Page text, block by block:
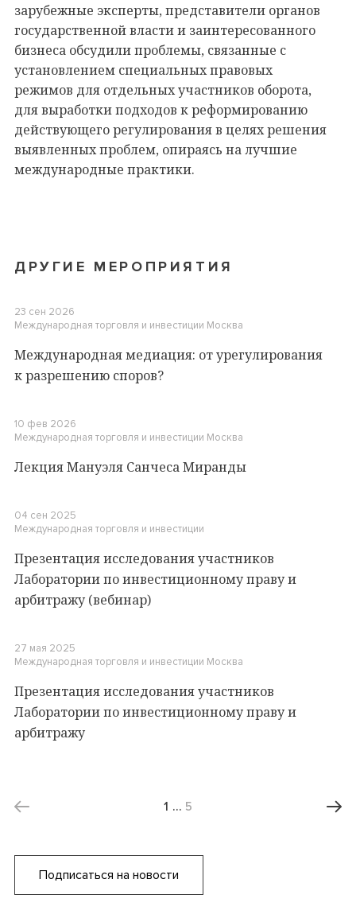
зарубежные эксперты, представители органов
государственной власти и заинтересованного
бизнеса обсудили проблемы, связанные с
установлением специальных правовых
режимов для отдельных участников оборота,
для выработки подходов к реформированию
действующего регулирования в целях решения
выявленных проблем, опираясь на лучшие
международные практики.
ДРУГИЕ МЕРОПРИЯТИЯ
23 сен 2026
Международная торговля и инвестиции Москва
Международная медиация: от урегулирования
к разрешению споров?
10 фев 2026
Международная торговля и инвестиции Москва
Лекция Мануэля Санчеса Миранды
04 сен 2025
Международная торговля и инвестиции
Презентация исследования участников
Лаборатории по инвестиционному праву и
арбитражу (вебинар)
27 мая 2025
Международная торговля и инвестиции Москва
Презентация исследования участников
Лаборатории по инвестиционному праву и
арбитражу
1 … 5
Подписаться на новости